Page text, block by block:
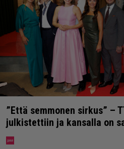
”Että semmonen sirkus” –
julkistettiin ja kansalla on